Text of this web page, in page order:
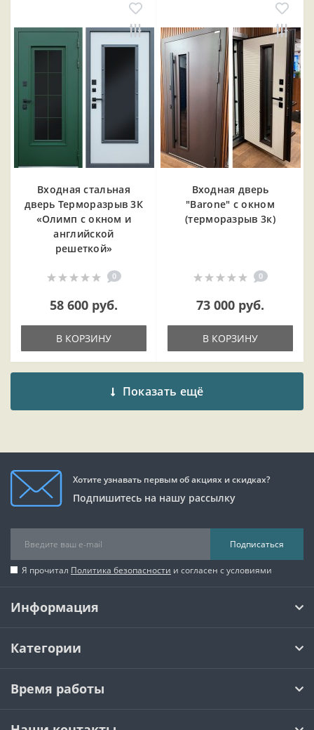
Входная cтальная
дверь Терморазрыв 3К
«Олимп с окном и
английской
решеткой»
0
58 600 руб.
В КОРЗИНУ
Входная дверь
"Barone" с окном
(терморазрыв 3к)
0
73 000 руб.
В КОРЗИНУ
Показать ещё
Хотите узнавать первым об акциях и скидках?
Подпишитесь на нашу рассылку
Подписаться
Я прочитал Политика безопасности и согласен с условиями
Информация
Категории
Время работы